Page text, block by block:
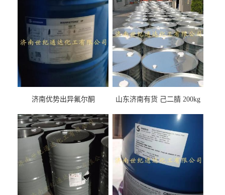
济南优势出异氟尔酮
山东济南有货 己二腈 200kg